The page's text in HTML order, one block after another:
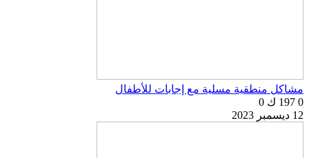
مشاكل منطقية مسلية مع إجابات للأطفال
0 197 ك
0
12 ديسمبر 2023